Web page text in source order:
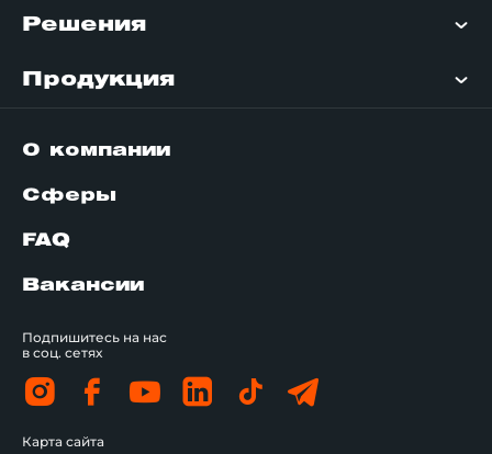
Решения
Продукция
О компании
Сферы
FAQ
Вакансии
Подпишитесь на нас
в соц. сетях
Карта сайта